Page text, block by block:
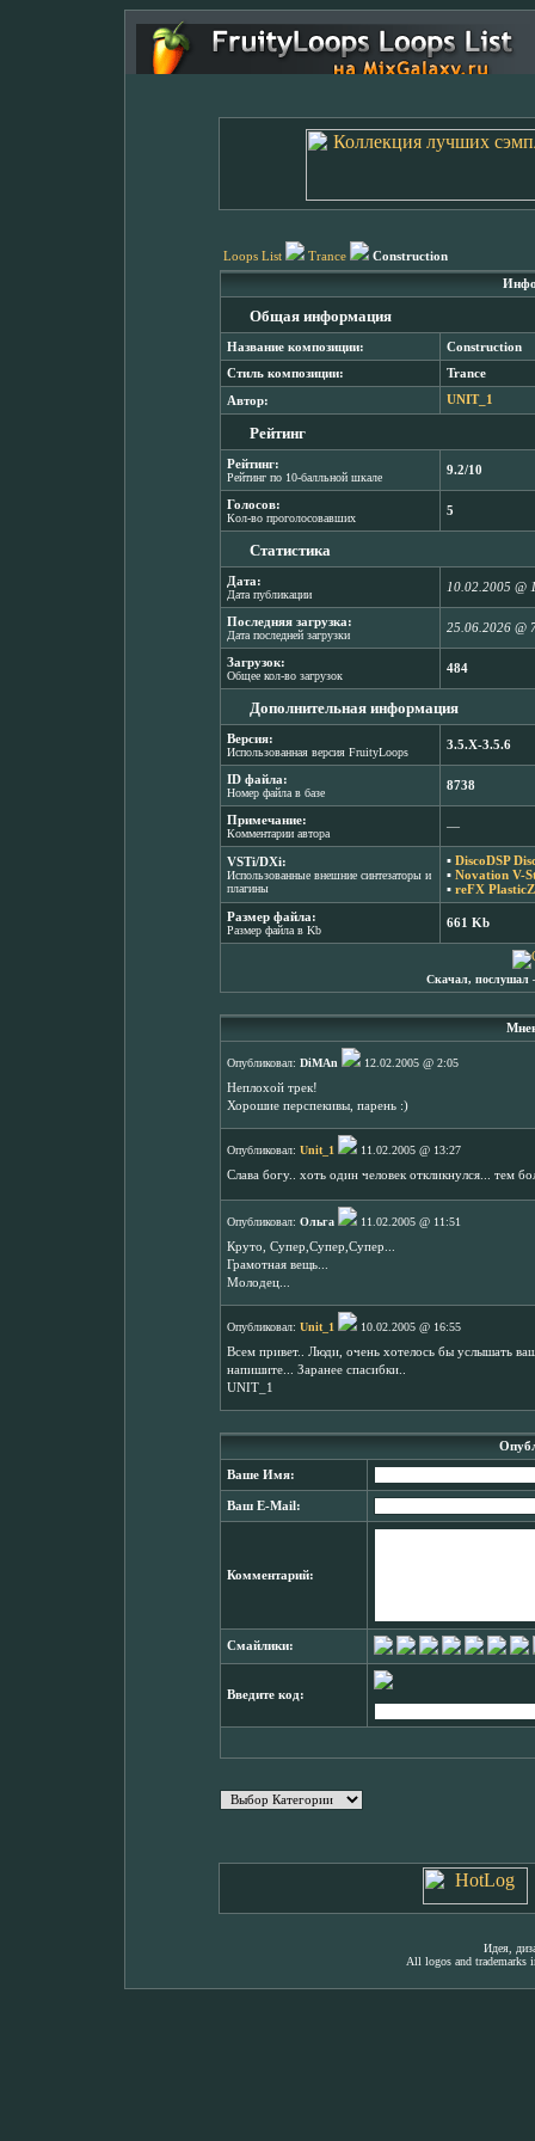
Loops List Trance Construction
Общая информация
Название композиции: Construction
Стиль композиции: Trance
Автор: UNIT_1
Рейтинг
Рейтинг:
Рейтинг по 10-балльной шкале
9.2/10
Голосов:
Кол-во проголосовавших
5
Статистика
Дата:
Дата публикации
10.02.2005 @
Последняя загрузка:
Дата последней загрузки
25.06.2026 @
Загрузок:
Общее кол-во загрузок
484
Дополнительная информация
Версия:
Использованная версия FruityLoops
3.5.X-3.5.6
ID файла:
Номер файла в базе
8738
Примечание:
Комментарии автора
―
VSTi/DXi:
Использованные внешние синтезаторы и
плагины
▪ DiscoDSP
▪ Novation V-
▪ reFX
Размер файла:
Размер файла в Kb
661 Kb
Скачал, послушал
Опубликовал: DiMAn
12.02.2005 @ 2:05
Неплохой трек!
Хорошие перспекивы, парень :)
Опубликовал: Unit_1
11.02.2005 @ 13:27
Слава богу.. хоть один человек откликнулся... тем
Опубликовал: Ольга
11.02.2005 @ 11:51
Круто, Супер,Супер,Супер...
Грамотная вещь...
Молодец...
Опубликовал: Unit_1
10.02.2005 @ 16:55
Всем привет.. Люди, очень хотелось бы услышать
напишите... Заранее спасибки..
UNIT_1
Ваше Имя:
Ваш E-Mail:
Комментарий:
Смайлики:
Введите код:
Идея,
All logos and trademarks